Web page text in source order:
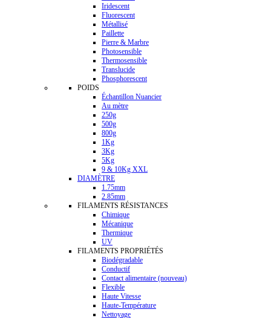
Iridescent
Fluorescent
Métallisé
Paillette
Pierre & Marbre
Photosensible
Thermosensible
Translucide
Phosphorescent
POIDS
Échantillon Nuancier
Au mètre
250g
500g
800g
1Kg
3Kg
5Kg
9 & 10Kg XXL
DIAMÈTRE
1.75mm
2.85mm
FILAMENTS RÉSISTANCES
Chimique
Mécanique
Thermique
UV
FILAMENTS PROPRIÉTÉS
Biodégradable
Conductif
Contact alimentaire (nouveau)
Flexible
Haute Vitesse
Haute-Température
Nettoyage